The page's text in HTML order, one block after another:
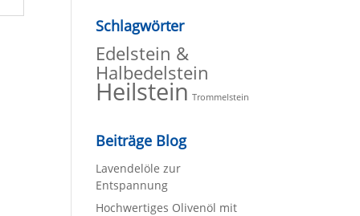
Schlagwörter
Edelstein &
Halbedelstein
Heilstein Trommelstein
Beiträge Blog
Lavendelöle zur
Entspannung
Hochwertiges Olivenöl mit